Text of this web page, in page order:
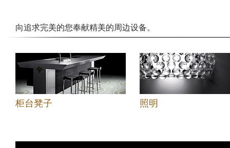
向追求完美的您奉献精美的周边设备。
柜台凳子 照明